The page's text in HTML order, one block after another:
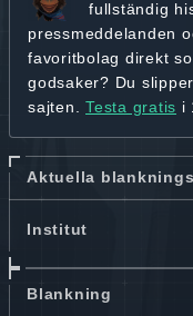
fullständig
pressmeddelanden
favoritbolag direkt
godsaker? Du
sajten. Testa gratis i
Aktuella
Institut
Blankning